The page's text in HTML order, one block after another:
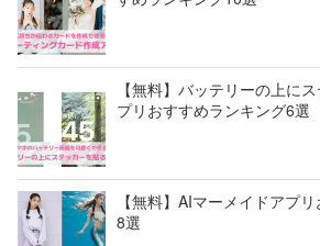
【無料】バッテリーの上に
プリおすすめランキング6選
【無料】AIマーメイドアプ
8選